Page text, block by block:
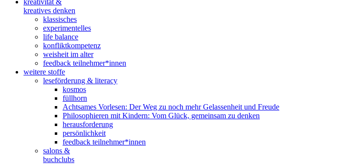
kreatives denken
klassisches
experimentelles
life balance
konfliktkompetenz
weisheit im alter
feedback teilnehmer*innen
weitere stoffe
leseförderung & literacy
kosmos
füllhorn
Achtsames Vorlesen: Der Weg zu noch mehr Gelassenheit und Freude
Philosophieren mit Kindern: Vom Glück, gemeinsam zu denken
herausforderung
persönlichkeit
feedback teilnehmer*innen
salons &
buchclubs